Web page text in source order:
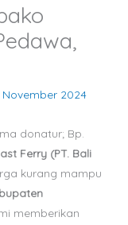
November 2024
donatur; Bp.
Ferry (PT. Bali
kurang mampu
memberikan